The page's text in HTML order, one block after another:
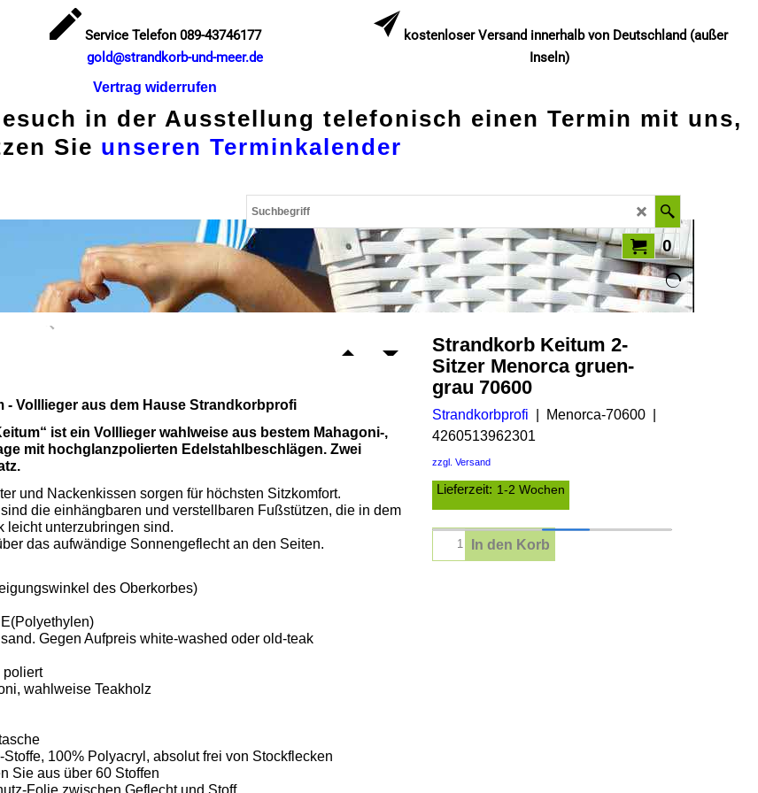
Service Telefon 089-43746177
gold@strandkorb-und-meer.de
Vertrag widerrufen
kostenloser Versand innerhalb von Deutschland (außer
Inseln)
in der Ausstellung telefonisch einen Termin mit uns,
Sie unseren Terminkalender
0
Strandkorb Keitum 2-
Sitzer Menorca gruen-
grau 70600
Strandkorbprofi
Menorca-70600
4260513962301
zzgl. Versand
Lieferzeit: 1-2 Wochen
In den Korb
- Volllieger aus dem Hause Strandkorbprofi
ist ein Volllieger wahlweise aus bestem Mahagoni-,
mit hochglanzpolierten Edelstahlbeschlägen. Zwei
und Nackenkissen sorgen für höchsten Sitzkomfort.
die einhängbaren und verstellbaren Fußstützen, die in dem
leicht unterzubringen sind.
das aufwändige Sonnengeflecht an den Seiten.
des Oberkorbes)
Gegen Aufpreis white-washed oder old-teak
poliert
wahlweise Teakholz
100% Polyacryl, absolut frei von Stockflecken
Sie aus über 60 Stoffen
Folie zwischen Geflecht und Stoff